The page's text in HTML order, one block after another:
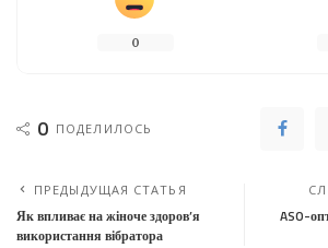
0
0 ПОДЕЛИЛОСЬ
ПРЕДЫДУЩАЯ СТАТЬЯ
Як впливає на жіноче здоров’я
використання вібратора
ASO-